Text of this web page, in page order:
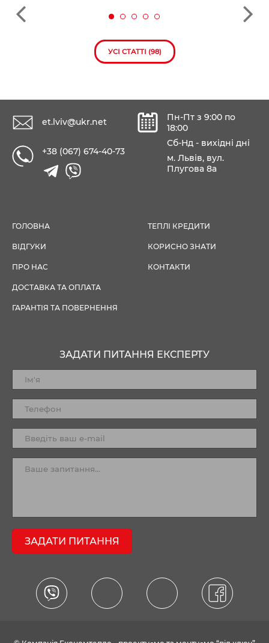
УСІ СТАТТІ (98)
et.lviv@ukr.net
+38 (067) 674-40-73
Пн-Пт з 9:00 по
18:00
Сб-Нд - вихідні дні
м. Львів, вул.
Плугова 8а
ГОЛОВНА
ВІДГУКИ
ПРО НАС
ДОСТАВКА ТА ОПЛАТА
ГАРАНТІЯ ТА ПОВЕРНЕННЯ
ТЕПЛІ КРЕДИТИ
КОРИСНО ЗНАТИ
КОНТАКТИ
ЗАДАТИ ПИТАННЯ ЕКСПЕРТУ
ЗАДАТИ ПИТАННЯ